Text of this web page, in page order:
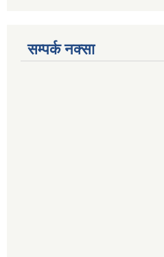
सम्पर्क नक्सा